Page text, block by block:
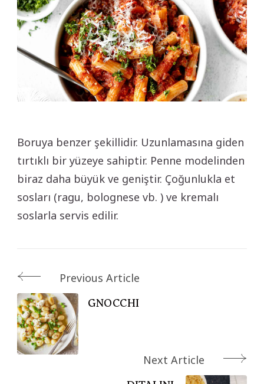
Boruya benzer şekillidir. Uzunlamasına giden
tırtıklı bir yüzeye sahiptir. Penne modelinden
biraz daha büyük ve geniştir. Çoğunlukla et
sosları (ragu, bolognese vb. ) ve kremalı
soslarla servis edilir.
Post
Navigation
Previous Article
GNOCCHI
Next Article